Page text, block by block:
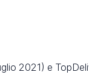
2021) e